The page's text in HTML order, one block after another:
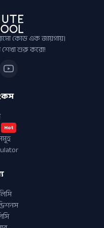
কোড এক জায়গায়।
শুরু করো!
Hot